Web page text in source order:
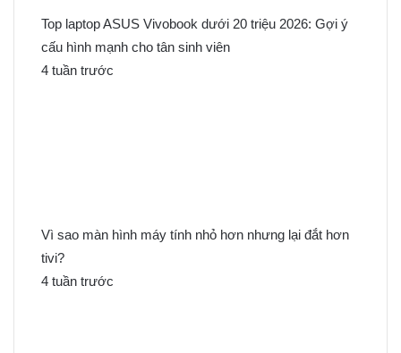
Top laptop ASUS Vivobook dưới 20 triệu 2026: Gợi ý
cấu hình mạnh cho tân sinh viên
4 tuần trước
Vì sao màn hình máy tính nhỏ hơn nhưng lại đắt hơn
tivi?
4 tuần trước